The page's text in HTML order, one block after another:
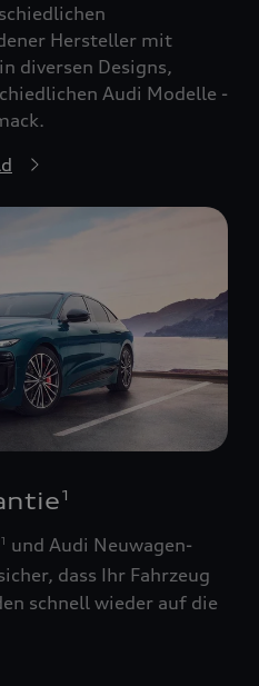
Hersteller mit
diversen Designs,
Audi Modelle -
1
1
und Audi Neuwagen-
dass Ihr Fahrzeug
schnell wieder auf die